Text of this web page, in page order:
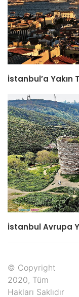
İstanbul’a Yakın
İstanbul Avrupa
© Copyright
2020, Tüm
Hakları Saklıdır